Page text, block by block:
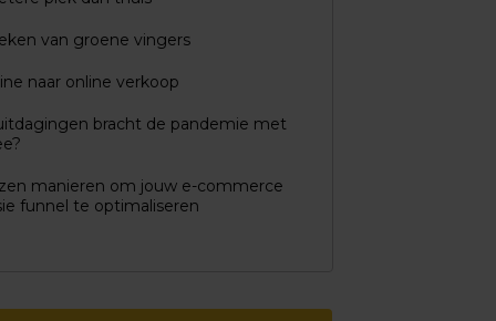
van groene vingers
naar online verkoop
bracht de pandemie met
manieren om jouw e-commerce
funnel te optimaliseren